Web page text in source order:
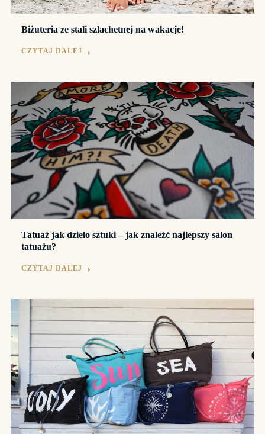
Biżuteria ze stali szlachetnej na wakacje!
CZYTAJ DALEJ
Tatuaż jak dzieło sztuki – jak znaleźć najlepszy salon
tatuażu?
CZYTAJ DALEJ